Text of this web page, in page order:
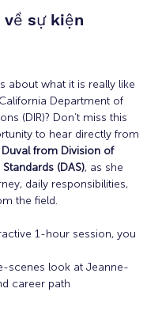
sự kiện
about what it is really like
Department of
(DIR)? Don’t miss this
to hear directly from
from Division of
(DAS), as she
daily responsibilities,
the field.
1-hour session, you
scenes look at Jeanne-
career path